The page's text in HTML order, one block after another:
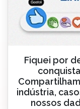
Fiquei por
indústria,
nossos